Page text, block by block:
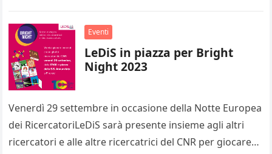
Eventi
LeDiS in piazza per Bright
Night 2023
Venerdì 29 settembre in occasione della Notte Europea
dei RicercatoriLeDiS sarà presente insieme agli altri
ricercatori e alle altre ricercatrici del CNR per giocare